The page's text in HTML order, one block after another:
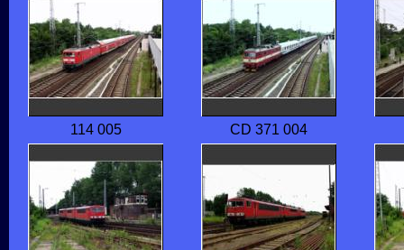
114 005 CD 371 004